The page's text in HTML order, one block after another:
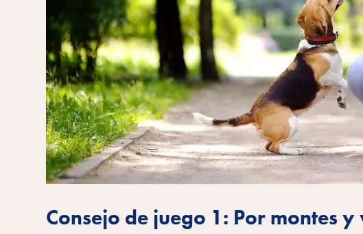
Consejo de juego 1: Por montes y